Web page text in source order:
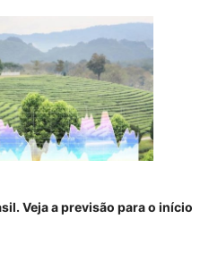
Veja a previsão para o início